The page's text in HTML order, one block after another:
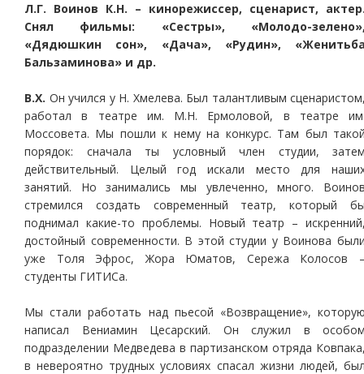
Л.Г. Воинов К.Н. – кинорежиссер, сценарист,
Снял фильмы: «Сестры», «Молодо-
«Дядюшкин сон», «Дача», «Рудин»,
Бальзаминова» и др.
В.Х. Он учился у Н. Хмелева. Был талантливым
работал в театре им. М.Н. Ермоловой, в театре
Моссовета. Мы пошли к нему на конкурс. Там был
порядок: сначала ты условный член студии,
действительный. Целый год искали место для
занятий. Но занимались мы увлеченно, много.
стремился создать современный театр, который
поднимал какие-то проблемы. Новый театр –
достойный современности. В этой студии у Воинова
уже Толя Эфрос, Жора Юматов, Сережа Колосов
студенты ГИТИСа.
Мы стали работать над пьесой «Возвращение»,
написал Вениамин Цесарский. Он служил в
подразделении Медведева в партизанском отряда
в невероятно трудных условиях спасал жизни людей,